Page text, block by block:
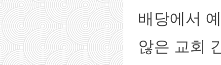
배당에서
않은 교회